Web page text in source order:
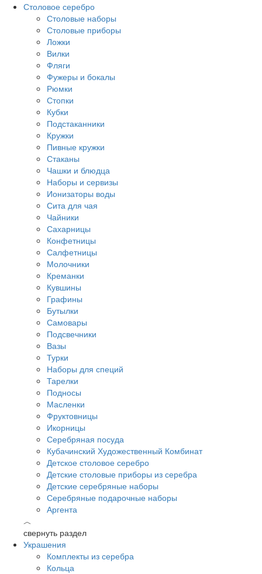
Столовое серебро
Столовые наборы
Столовые приборы
Ложки
Вилки
Фляги
Фужеры и бокалы
Рюмки
Стопки
Кубки
Подстаканники
Кружки
Пивные кружки
Стаканы
Чашки и блюдца
Наборы и сервизы
Ионизаторы воды
Сита для чая
Чайники
Сахарницы
Конфетницы
Салфетницы
Молочники
Креманки
Кувшины
Графины
Бутылки
Самовары
Подсвечники
Вазы
Турки
Наборы для специй
Тарелки
Подносы
Масленки
Фруктовницы
Икорницы
Серебряная посуда
Кубачинский Художественный Комбинат
Детское столовое серебро
Детские столовые приборы из серебра
Детские серебряные наборы
Серебряные подарочные наборы
Аргента
︿
свернуть раздел
Украшения
Комплекты из серебра
Кольца